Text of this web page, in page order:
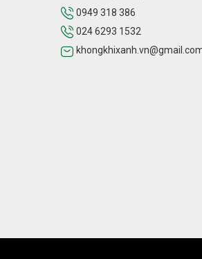
0949 318 386
024 6293 1532